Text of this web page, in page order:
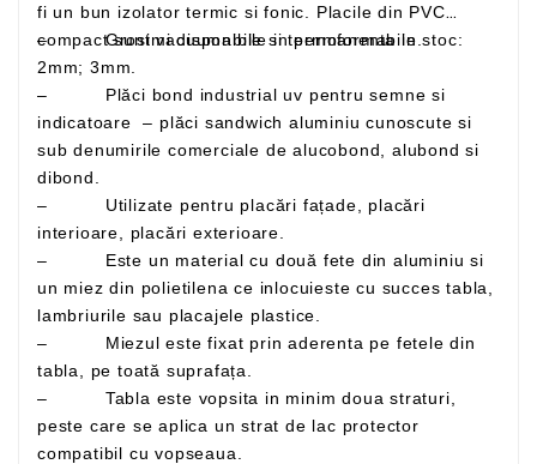
fi un bun izolator termic si fonic. Placile din PVC
compact sunt vacuumabile si termoformabile.
– Grosimi disponibile in permanenta in stoc:
2mm; 3mm.
– Plăci bond industrial uv pentru semne si
indicatoare – plăci sandwich aluminiu cunoscute si
sub denumirile comerciale de alucobond, alubond si
dibond.
– Utilizate pentru placări fațade, placări
interioare, placări exterioare.
– Este un material cu două fete din aluminiu si
un miez din polietilena ce inlocuieste cu succes tabla,
lambriurile sau placajele plastice.
– Miezul este fixat prin aderenta pe fetele din
tabla, pe toată suprafața.
– Tabla este vopsita in minim doua straturi,
peste care se aplica un strat de lac protector
compatibil cu vopseaua.